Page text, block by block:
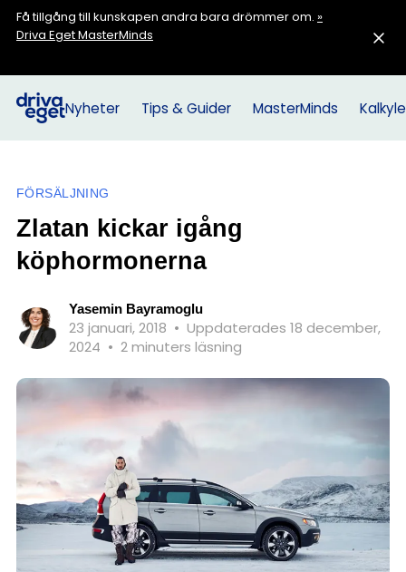
Få tillgång till kunskapen andra bara drömmer om. »
Driva Eget MasterMinds
Nyheter Tips & Guider MasterMinds
FÖRSÄLJNING
Zlatan kickar igång
köphormonerna
Yasemin Bayramoglu
23 januari, 2018 • Uppdaterades 18 december,
2024 • 2 minuters läsning